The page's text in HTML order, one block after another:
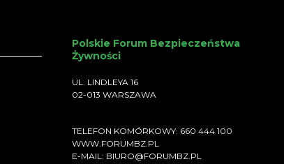
Polskie Forum Bezpieczeństwa
Żywności
UL. LINDLEYA 16
02-013 WARSZAWA
TELEFON KOMÓRKOWY: 660 444 100
WWW.FORUMBZ.PL
E-MAIL: BIURO@FORUMBZ.PL